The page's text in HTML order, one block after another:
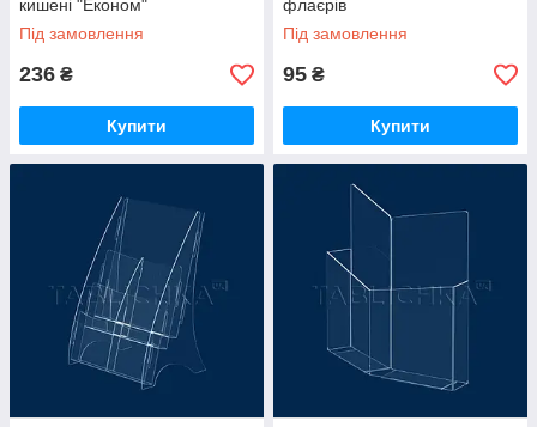
кишені "Економ"
Під замовлення
236 ₴
Купити
флаєрів
Під замовлення
95 ₴
Купити